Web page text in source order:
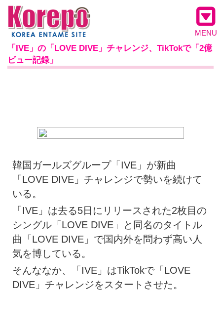
MENU
「IVE」の「LOVE DIVE」チャレンジ、TikTokで「2億
ビュー記録」
韓国ガールズグループ「IVE」が新曲
「LOVE DIVE」チャレンジで勢いを続けて
いる。
「IVE」は去る5日にリリースされた2枚目の
シングル「LOVE DIVE」と同名のタイトル
曲「LOVE DIVE」で国内外を問わず高い人
気を博している。
そんななか、「IVE」はTikTokで「LOVE
DIVE」チャレンジをスタートさせた。